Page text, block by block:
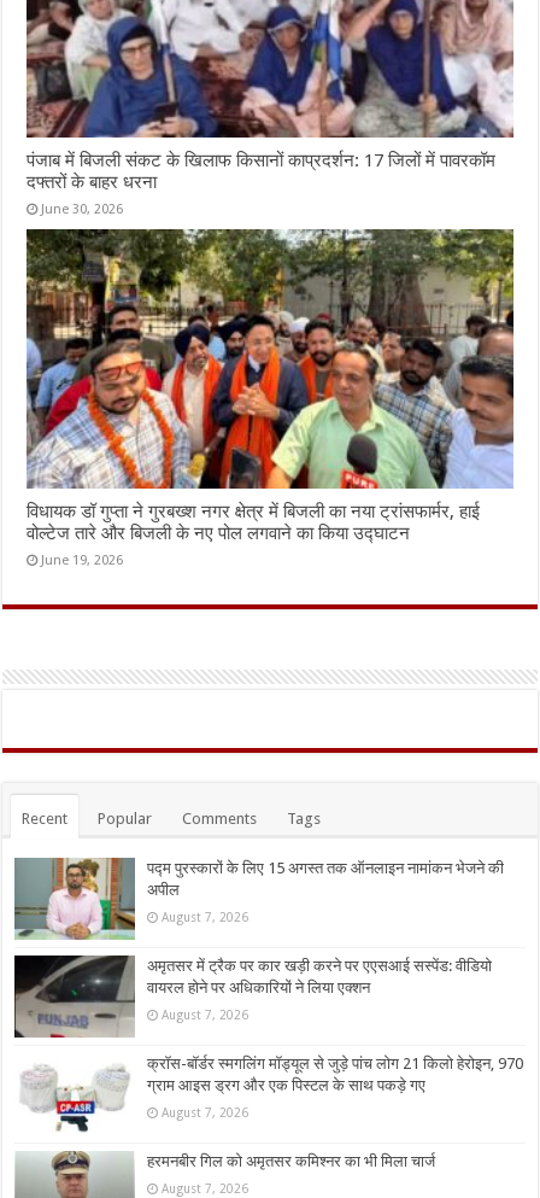
पंजाब में बिजली संकट के खिलाफ किसानों काप्रदर्शन: 17 जिलों में पावरकॉम
दफ्तरों के बाहर धरना
June 30, 2026
विधायक डॉ गुप्ता ने गुरबख्श नगर क्षेत्र में बिजली का नया ट्रांसफार्मर, हाई
वोल्टेज तारे और बिजली के नए पोल लगवाने का किया उद्घाटन
June 19, 2026
Recent Popular Comments Tags
पद्म पुरस्कारों के लिए 15 अगस्त तक ऑनलाइन नामांकन भेजने की
अपील
August 7, 2026
अमृतसर में ट्रैक पर कार खड़ी करने पर एएसआई सस्पेंड: वीडियो
वायरल होने पर अधिकारियों ने लिया एक्शन
August 7, 2026
क्रॉस-बॉर्डर स्मगलिंग मॉड्यूल से जुड़े पांच लोग 21 किलो हेरोइन, 970
ग्राम आइस ड्रग और एक पिस्टल के साथ पकड़े गए
August 7, 2026
हरमनबीर गिल को अमृतसर कमिश्नर का भी मिला चार्ज
August 7, 2026